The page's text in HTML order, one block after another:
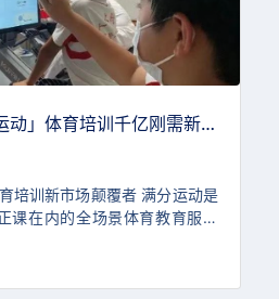
动」体育培训千亿刚需新市
训新市场颠覆者 满分运动是
课在内的全场景体育教育服务
团队在体育&教育行业拥有深
品已经成功落地一线城市的众